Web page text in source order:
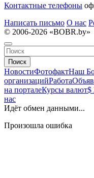
Контактные телефоны
Написать письмо О нас
© 2006-2026 «BOBR.by»
Поиск
НовостиФотофактНаш
организацийРабота
на порталеКурсы валют$
нас
Идёт обмен данными...
Произошла ошибка